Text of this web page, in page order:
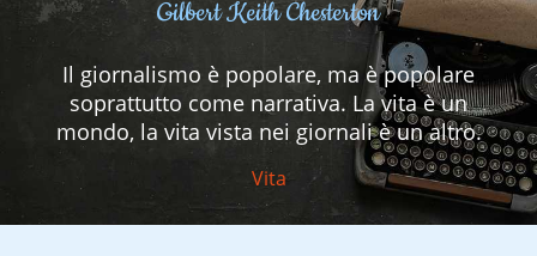
Gilbert Keith Chesterton
Il giornalismo è popolare, ma è popolare
soprattutto come narrativa. La vita è un
mondo, la vita vista nei giornali è un altro.
Vita